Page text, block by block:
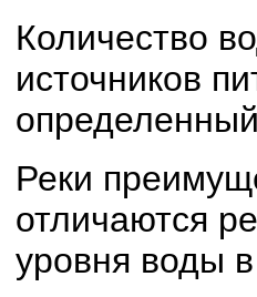
Количество
источников
Реки
отличаются
уровня воды